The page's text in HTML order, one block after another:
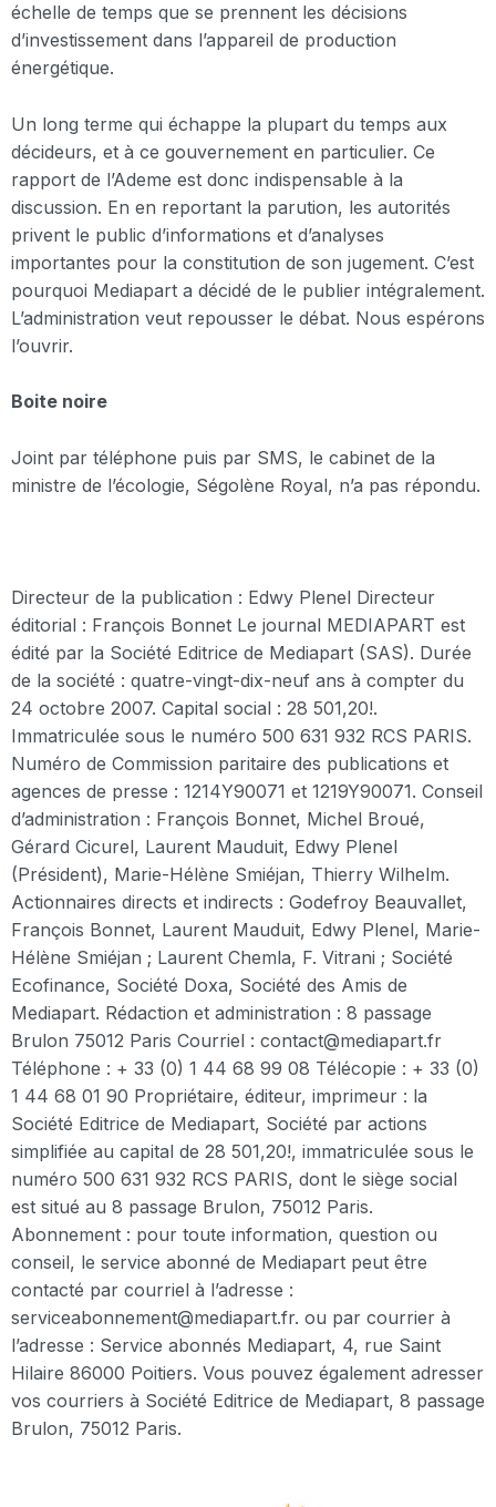
échelle de temps que se prennent les décisions
d’investissement dans l’appareil de production
énergétique.
Un long terme qui échappe la plupart du temps aux
décideurs, et à ce gouvernement en particulier. Ce
rapport de l’Ademe est donc indispensable à la
discussion. En en reportant la parution, les autorités
privent le public d’informations et d’analyses
importantes pour la constitution de son jugement. C’est
pourquoi Mediapart a décidé de le publier intégralement.
L’administration veut repousser le débat. Nous espérons
l’ouvrir.
Boite noire
Joint par téléphone puis par SMS, le cabinet de la
ministre de l’écologie, Ségolène Royal, n’a pas répondu.
Directeur de la publication : Edwy Plenel Directeur
éditorial : François Bonnet Le journal MEDIAPART est
édité par la Société Editrice de Mediapart (SAS). Durée
de la société : quatre-vingt-dix-neuf ans à compter du
24 octobre 2007. Capital social : 28 501,20!.
Immatriculée sous le numéro 500 631 932 RCS PARIS.
Numéro de Commission paritaire des publications et
agences de presse : 1214Y90071 et 1219Y90071. Conseil
d’administration : François Bonnet, Michel Broué,
Gérard Cicurel, Laurent Mauduit, Edwy Plenel
(Président), Marie-Hélène Smiéjan, Thierry Wilhelm.
Actionnaires directs et indirects : Godefroy Beauvallet,
François Bonnet, Laurent Mauduit, Edwy Plenel, Marie-
Hélène Smiéjan ; Laurent Chemla, F. Vitrani ; Société
Ecofinance, Société Doxa, Société des Amis de
Mediapart. Rédaction et administration : 8 passage
Brulon 75012 Paris Courriel : contact@mediapart.fr
Téléphone : + 33 (0) 1 44 68 99 08 Télécopie : + 33 (0)
1 44 68 01 90 Propriétaire, éditeur, imprimeur : la
Société Editrice de Mediapart, Société par actions
simplifiée au capital de 28 501,20!, immatriculée sous le
numéro 500 631 932 RCS PARIS, dont le siège social
est situé au 8 passage Brulon, 75012 Paris.
Abonnement : pour toute information, question ou
conseil, le service abonné de Mediapart peut être
contacté par courriel à l’adresse :
serviceabonnement@mediapart.fr. ou par courrier à
l’adresse : Service abonnés Mediapart, 4, rue Saint
Hilaire 86000 Poitiers. Vous pouvez également adresser
vos courriers à Société Editrice de Mediapart, 8 passage
Brulon, 75012 Paris.